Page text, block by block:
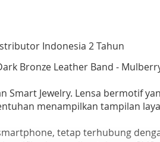
Indonesia 2 Tahun
Bronze Leather Band -
Smart Jewelry. Lensa bermotif
menampilkan tampilan
tetap terhubung